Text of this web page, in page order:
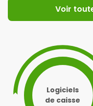
Voir
Logiciels
de caisse